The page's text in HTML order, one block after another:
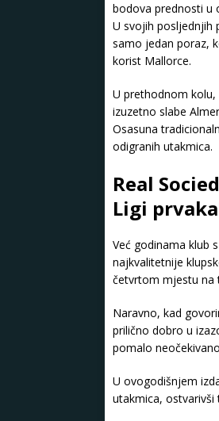
bodova prednosti u
U svojih posljednjih
samo jedan poraz,
korist Mallorce.
U prethodnom
izuzetno slabe
Osasuna
odigranih utakmica.
Real
Ligi
Već godinama klub
najkvalitetnije
četvrtom mjestu na
Naravno, kad
prilično dobro u
pomalo
U ovogodišnjem
utakmica,